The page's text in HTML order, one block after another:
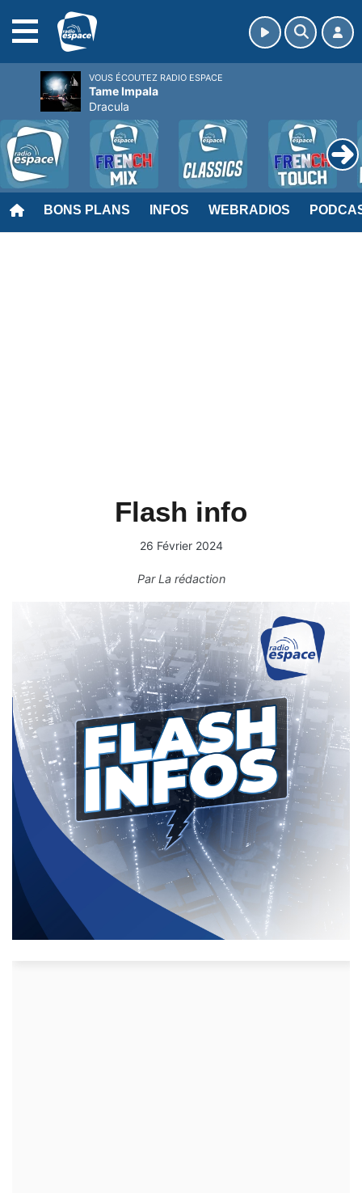
BONS PLANS INFOS WEBRADIOS
Flash info
26 Février 2024
ParLa rédaction
VOUS ÉCOUTEZ RADIO ESPACE
Tame Impala
Dracula